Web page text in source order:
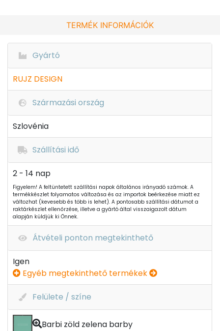
TERMÉK INFORMÁCIÓK
Gyártó
RUJZ DESIGN
Származási ország
Szlovénia
Szállítási idő
2 - 14 nap
Figyelem! A feltüntetett szállítási napok általános irányadó számok. A
termékkészlet folyamatos változása és az importok beérkezése miatt ez
változhat (kevesebb és több is lehet). A pontosabb szállítási dátumot a
raktárkészlet ellenőrzése, illetve a gyártó által visszaigazolt dátum
alapján küldjük ki Önnek.
Átvételi ponton megtekinthető
Igen
Egyéb megtekinthető termékek
Felülete / színe
Barbi zöld zelena barby